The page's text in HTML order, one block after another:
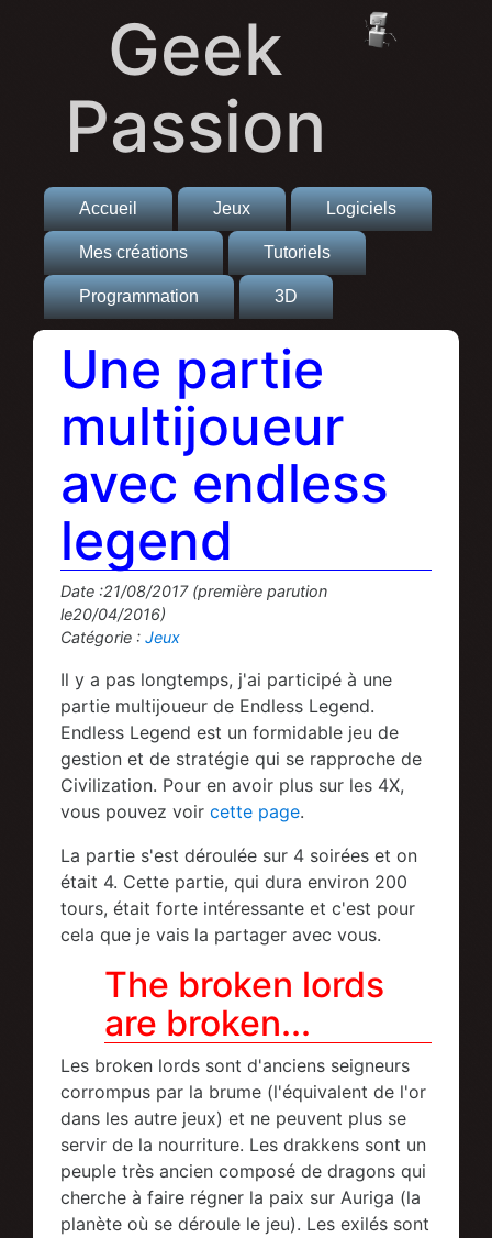
Geek
Passion
Accueil Jeux Logiciels
Mes créations Tutoriels
Programmation 3D
Une partie
multijoueur
avec endless
legend
Date :21/08/2017 (première parution
le20/04/2016)
Catégorie : Jeux
Il y a pas longtemps, j'ai participé à une
partie multijoueur de Endless Legend.
Endless Legend est un formidable jeu de
gestion et de stratégie qui se rapproche de
Civilization. Pour en avoir plus sur les 4X,
vous pouvez voir cette page.
La partie s'est déroulée sur 4 soirées et on
était 4. Cette partie, qui dura environ 200
tours, était forte intéressante et c'est pour
cela que je vais la partager avec vous.
The broken lords
are broken...
Les broken lords sont d'anciens seigneurs
corrompus par la brume (l'équivalent de l'or
dans les autre jeux) et ne peuvent plus se
servir de la nourriture. Les drakkens sont un
peuple très ancien composé de dragons qui
cherche à faire régner la paix sur Auriga (la
planète où se déroule le jeu). Les exilés sont